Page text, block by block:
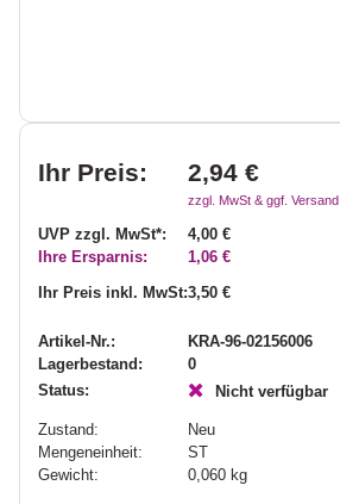
Ihr Preis: 2,94 €
zzgl. MwSt & ggf. Versand
UVP zzgl. MwSt*:
4,00 €
Ihre Ersparnis:
1,06 €
Ihr Preis inkl. MwSt:3,50 €
Artikel-Nr.:
KRA-96-02156006
Lagerbestand:
0
Status:
Nicht verfügbar
Zustand:
Neu
Mengeneinheit:
ST
Gewicht:
0,060 kg